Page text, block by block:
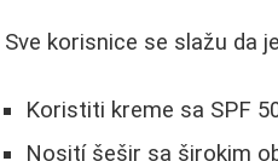
Sve korisnice se slažu da
Koristiti kreme sa SPF
Nosití šešir sa širokim